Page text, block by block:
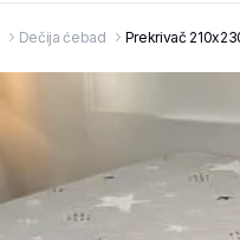
Dečija ćebad Prekrivač